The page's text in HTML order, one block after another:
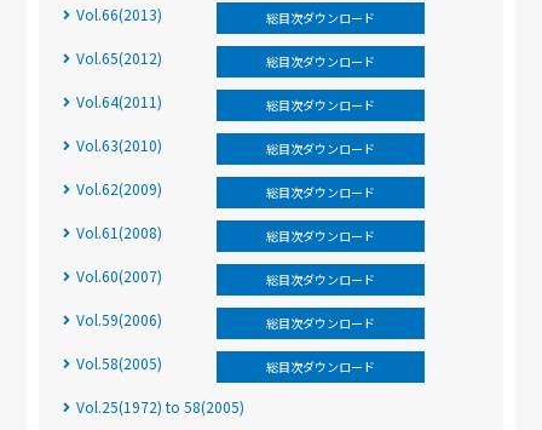
Vol.66(2013) 総目次ダウンロード
Vol.65(2012) 総目次ダウンロード
Vol.64(2011) 総目次ダウンロード
Vol.63(2010) 総目次ダウンロード
Vol.62(2009) 総目次ダウンロード
Vol.61(2008) 総目次ダウンロード
Vol.60(2007) 総目次ダウンロード
Vol.59(2006) 総目次ダウンロード
Vol.58(2005) 総目次ダウンロード
Vol.25(1972) to 58(2005)